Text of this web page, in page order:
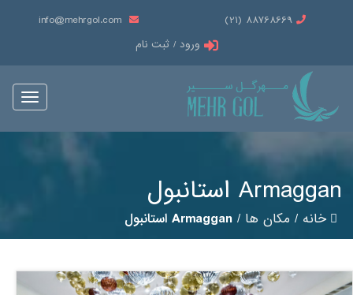
88768669 (21)
info@mehrgol.com
ورود / ثبت نام
Toggle
Armaggan استانبول
خانه/ مکان ها/ Armaggan استانبول